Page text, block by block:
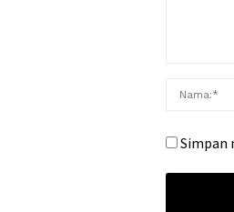
Simpan